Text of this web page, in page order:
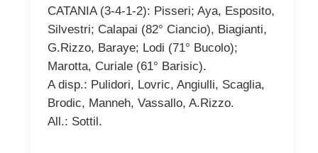
CATANIA (3-4-1-2): Pisseri; Aya, Esposito,
Silvestri; Calapai (82° Ciancio), Biagianti,
G.Rizzo, Baraye; Lodi (71° Bucolo);
Marotta, Curiale (61° Barisic).
A disp.: Pulidori, Lovric, Angiulli, Scaglia,
Brodic, Manneh, Vassallo, A.Rizzo.
All.: Sottil.